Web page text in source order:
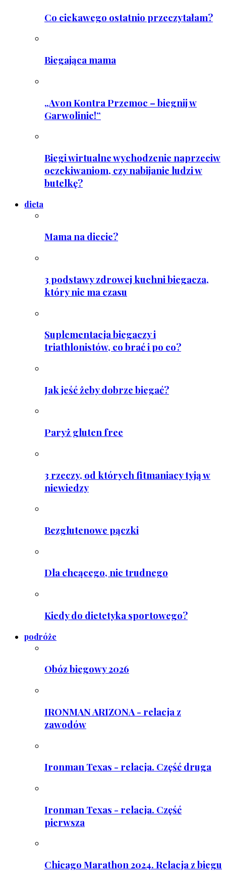
Co ciekawego ostatnio przeczytałam?
Biegająca mama
„Avon Kontra Przemoc – biegnij w
Garwolinie!”
Biegi wirtualne wychodzenie naprzeciw
oczekiwaniom, czy nabijanie ludzi w
butelkę?
dieta
Mama na diecie?
3 podstawy zdrowej kuchni biegacza,
który nie ma czasu
Suplementacja biegaczy i
triathlonistów, co brać i po co?
Jak jeść żeby dobrze biegać?
Paryż gluten free
3 rzeczy, od których fitmaniacy tyją w
niewiedzy
Bezglutenowe pączki
Dla chcącego, nic trudnego
Kiedy do dietetyka sportowego?
podróże
Obóz biegowy 2026
IRONMAN ARIZONA - relacja z
zawodów
Ironman Texas - relacja. Część druga
Ironman Texas - relacja. Część
pierwsza
Chicago Marathon 2024. Relacja z biegu